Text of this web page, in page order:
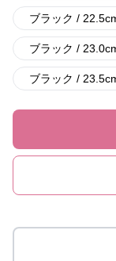
ブラック /
ブラック /
ブラック /